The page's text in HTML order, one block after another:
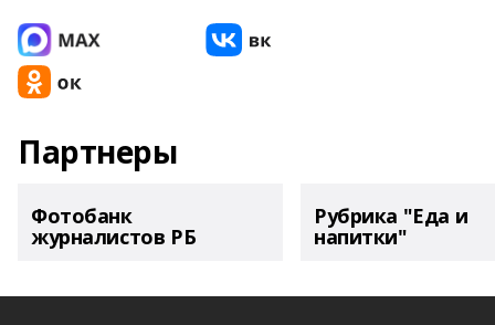
Партнеры
Фотобанк
журналистов РБ
Рубрика "Еда и
напитки"